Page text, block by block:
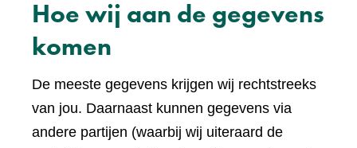
Hoe wij aan de gegevens
komen
De meeste gegevens krijgen wij rechtstreeks
van jou. Daarnaast kunnen gegevens via
andere partijen (waarbij wij uiteraard de